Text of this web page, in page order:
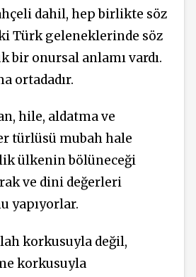
dahil, hep birlikte söz
Türk geleneklerinde söz
bir onursal anlamı vardı.
ortadadır.
hile, aldatma ve
türlüsü mubah hale
ülkenin bölüneceği
ve dini değerleri
yapıyorlar.
korkusuyla değil,
korkusuyla